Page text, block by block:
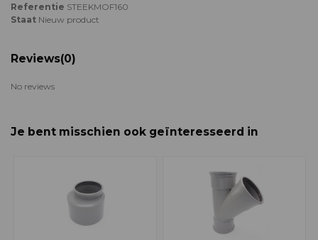
Referentie STEEKMOF160
Staat Nieuw product
Reviews(0)
No reviews
Je bent misschien ook geïnteresseerd in